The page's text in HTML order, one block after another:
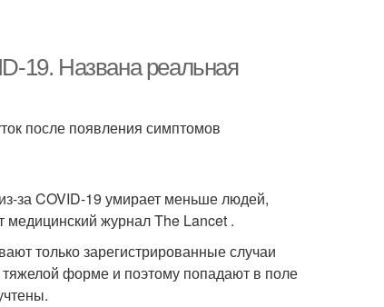
19. Названа реальная
после появления симптомов
за COVID-19 умирает меньше людей,
медицинский журнал The Lancet .
только зарегистрированные случаи
форме и поэтому попадают в поле